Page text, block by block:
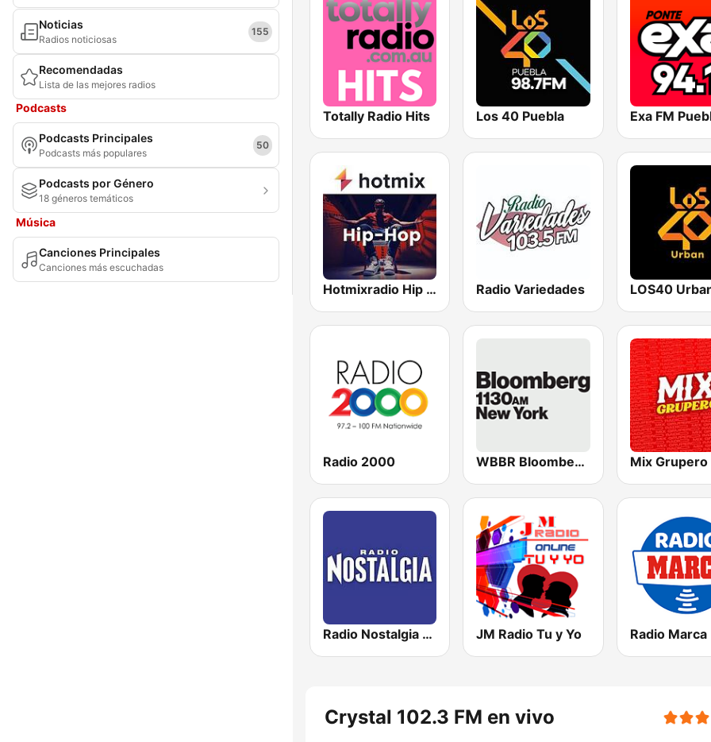
Noticias
Radios noticiosas
155
Recomendadas
Lista de las mejores radios
Podcasts
Podcasts Principales
Podcasts más populares
50
Podcasts por Género
18 géneros temáticos
Música
Canciones Principales
Canciones más escuchadas
Totally Radio Hits Los 40 Puebla Exa FM
Hotmixradio Hip Hop Radio Variedades LOS40
Radio 2000 WBBR Bloomberg 1130 Mix Grupero
Radio Nostalgia de Monclova JM Radio Tu y Yo
Crystal 102.3 FM en vivo